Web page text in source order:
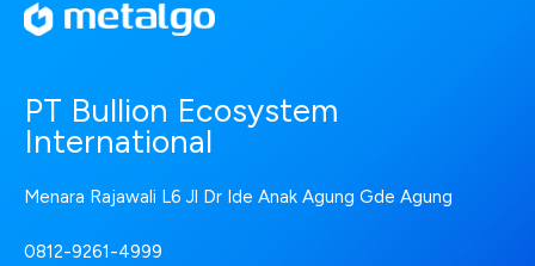
PT Bullion Ecosystem
International
Menara Rajawali L6 Jl Dr Ide Anak Agung Gde Agung
0812-9261-4999